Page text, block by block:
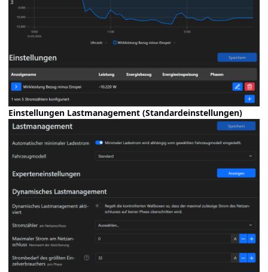
Einstellungen Lastmanagement (Standardeinstellungen)